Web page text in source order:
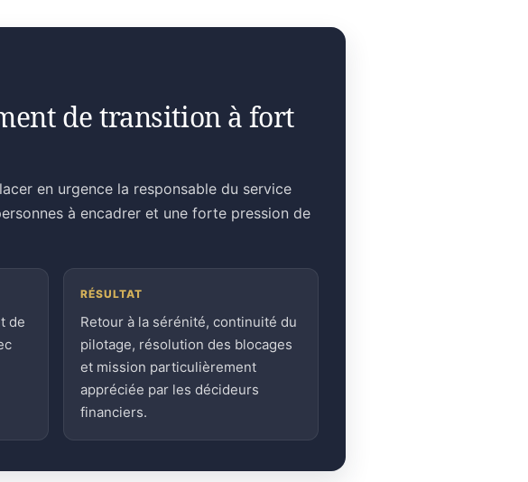
de transition à fort
en urgence la responsable du service
à encadrer et une forte pression de
de
RÉSULTAT
Retour à la sérénité, continuité du
pilotage, résolution des blocages
et mission particulièrement
appréciée par les décideurs
financiers.